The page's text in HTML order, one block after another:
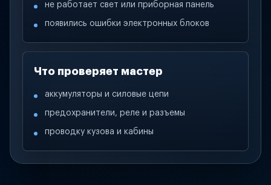
не работает свет или приборная панель
появились ошибки электронных блоков
Что проверяет мастер
аккумуляторы и силовые цепи
предохранители, реле и разъемы
проводку кузова и кабины